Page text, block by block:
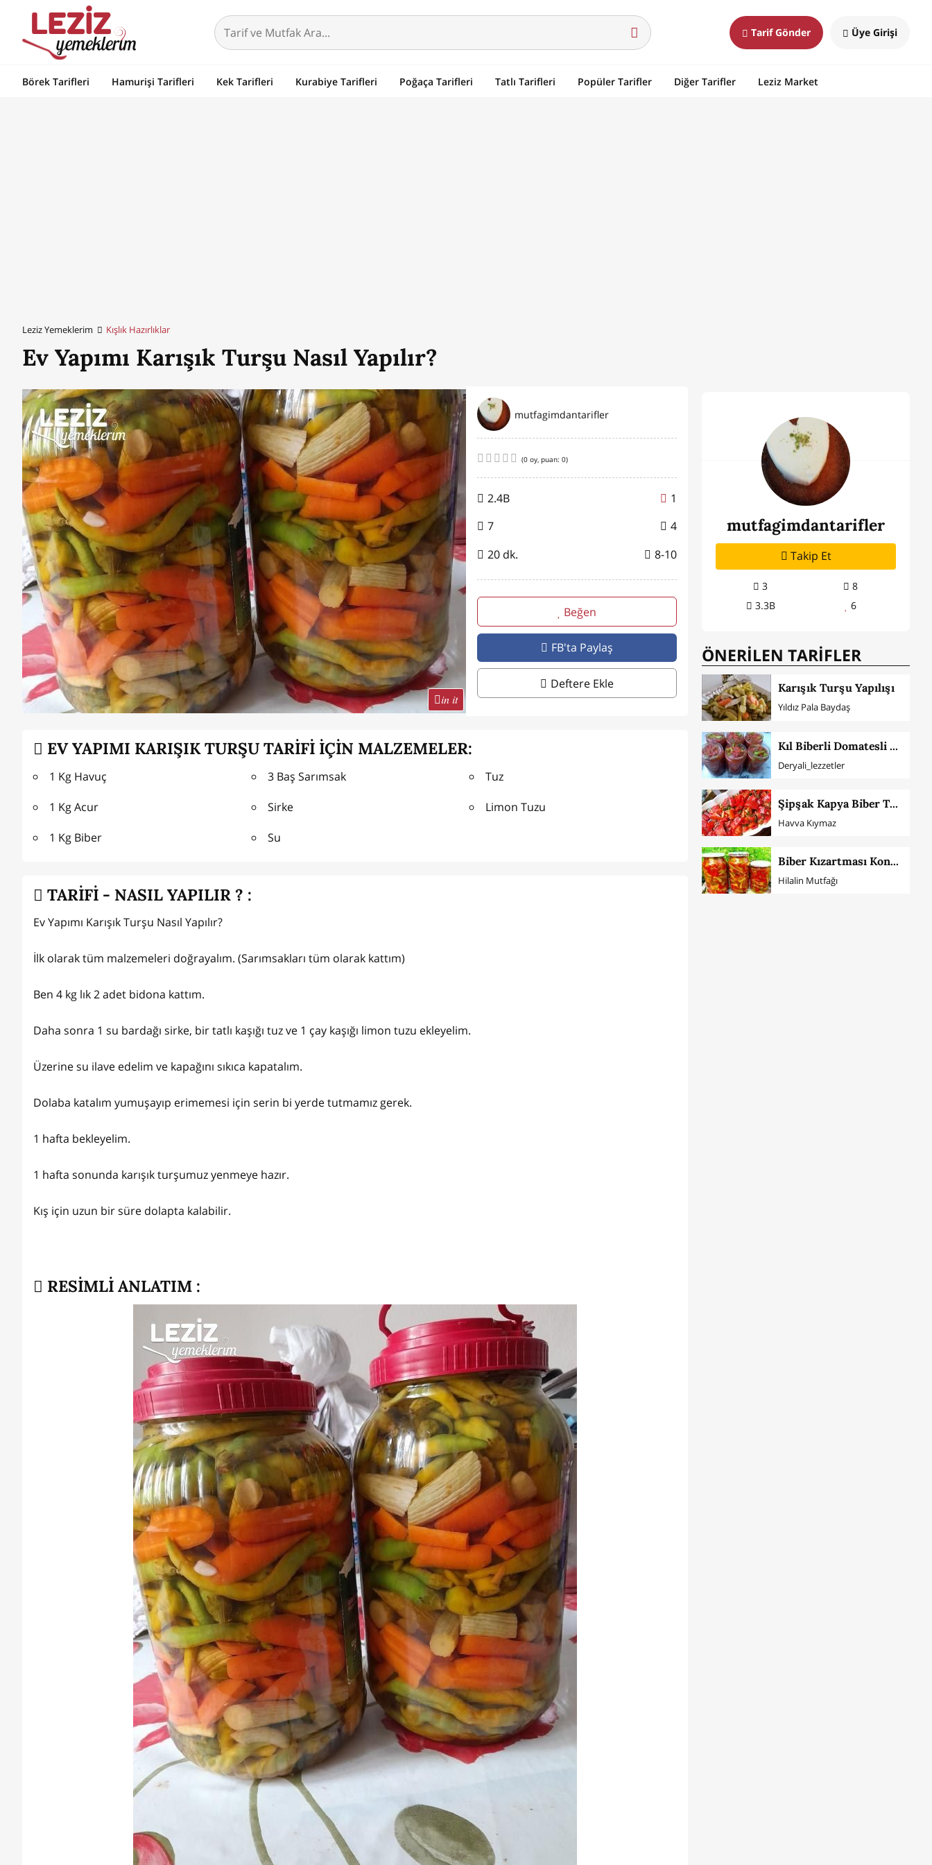
Tarif Gönder Üye Girişi
Börek Tarifleri Hamurişi Tarifleri Kek Tarifleri Kurabiye Tarifleri Poğaça Tarifleri Tatlı Tarifleri Popüler Tarifler Diğer Tarifler Leziz Market
Leziz Yemeklerim Kışlık Hazırlıklar
Ev Yapımı Karışık Turşu Nasıl Yapılır?
in it
mutfagimdantarifler
(0 oy, puan: 0)
2.4B
1
7
4
20 dk.
8-10
Beğen
FB'ta Paylaş
Deftere Ekle
EV YAPIMI KARIŞIK TURŞU TARİFİ İÇİN MALZEMELER:
1 Kg Havuç
1 Kg Acur
1 Kg Biber
3 Baş Sarımsak
Sirke
Su
Tuz
Limon Tuzu
TARİFİ - NASIL YAPILIR ? :
Ev Yapımı Karışık Turşu Nasıl Yapılır?
İlk olarak tüm malzemeleri doğrayalım. (Sarımsakları tüm olarak kattım)
Ben 4 kg lık 2 adet bidona kattım.
Daha sonra 1 su bardağı sirke, bir tatlı kaşığı tuz ve 1 çay kaşığı limon tuzu ekleyelim.
Üzerine su ilave edelim ve kapağını sıkıca kapatalım.
Dolaba katalım yumuşayıp erimemesi için serin bi yerde tutmamız gerek.
1 hafta bekleyelim.
1 hafta sonunda karışık turşumuz yenmeye hazır.
Kış için uzun bir süre dolapta kalabilir.
RESİMLİ ANLATIM :
mutfagimdantarifler
Takip Et
3
8
3.3B
6
ÖNERİLEN TARİFLER
Karışık Turşu Yapılışı
Yıldız Pala Baydaş
Kıl Biberli Domatesli Acılı Sos
Deryali_lezzetler
Şipşak Kapya Biber Turşusu (Haşlayarak)
Havva Kıymaz
Biber Kızartması Konservesi
Hilalin Mutfağı